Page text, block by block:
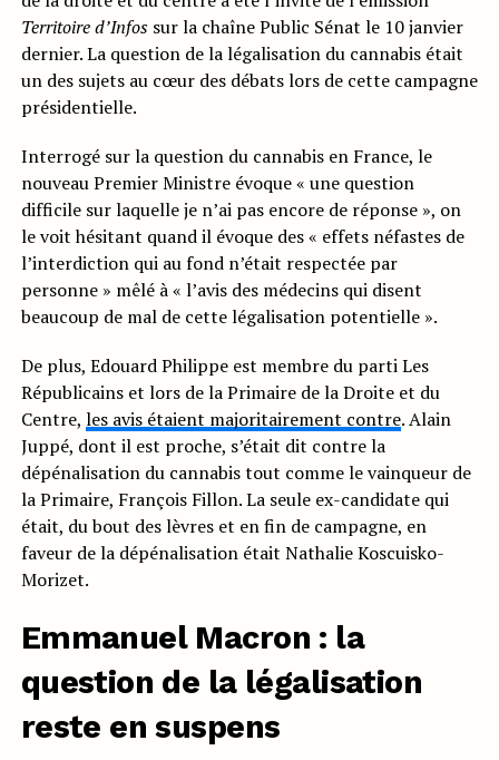
Territoire d’Infossur la chaîne Public Sénat le 10 janvier
dernier. La question de la légalisation du cannabis était
un des sujets au cœur des débats lors de cette campagne
présidentielle.
Interrogé sur la question du cannabis en France, le
nouveau Premier Ministre évoque « une question
difficile sur laquelle je n’ai pas encore de réponse », on
le voit hésitant quand il évoque des « effets néfastes de
l’interdiction qui au fond n’était respectée par
personne » mêlé à « l’avis des médecins qui disent
beaucoup de mal de cette légalisation potentielle ».
De plus, Edouard Philippe est membre du parti Les
Républicains et lors de la Primaire de la Droite et du
Centre, les avis étaient majoritairement contre. Alain
Juppé, dont il est proche, s’était dit contre la
dépénalisation du cannabis tout comme le vainqueur de
la Primaire, François Fillon. La seule ex-candidate qui
était, du bout des lèvres et en fin de campagne, en
faveur de la dépénalisation était Nathalie Koscuisko-
Morizet.
Emmanuel Macron : la
question de la légalisation
reste en suspens